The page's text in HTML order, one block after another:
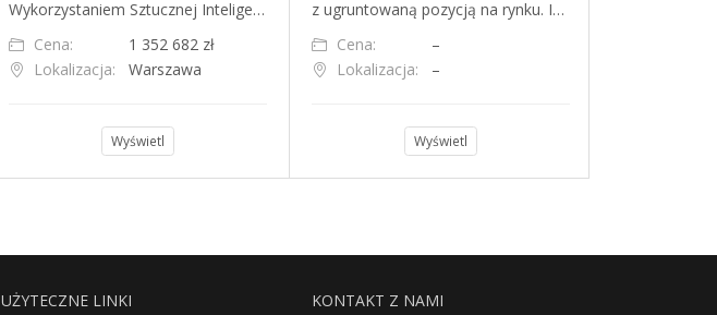
Wykorzystaniem Sztucznej Intelige…
Cena:
1 352 682 zł
Lokalizacja:
Warszawa
Wyświetl
z ugruntowaną pozycją na rynku. I…
Cena:
–
Lokalizacja:
–
Wyświetl
UŻYTECZNE LINKI KONTAKT Z NAMI